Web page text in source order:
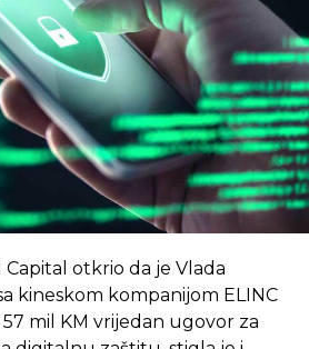
nastavnici i saradnici kroz
koje budu
istakao je Radoslav Gajanin,
u Banjaluci, prenosi RTRS.
Naučno-tehnološkog
najavio je, kako navodi
program kampa za koji
jedinstveni startap
od 18 do 35 godina– rekao je
REKLAMA
godini broj trgovaca poraste
ukupan promet preko sajta
EUR– saopšteno je na
otkrio da je Vlada
kineskom kompanijom ELINC
mil KM vrijedan ugovor za